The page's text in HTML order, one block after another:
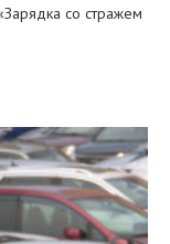
со стражем